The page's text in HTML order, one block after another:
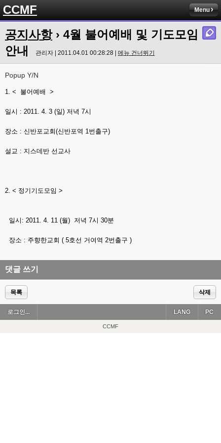
CCMF Menu
공지사항› 4월 불어예배 및 기도모임
안내
관리자 | 2011.04.01 00:28:28 | 메뉴 건너뛰기
Popup Y/N
1. < 불어예배 >
일시 : 2011. 4. 3 (일) 저녁 7시
장소 : 신반포교회(신반포역 1번출구)
설교 : 지스데반 선교사
2. < 정기기도모임 >
일시: 2011. 4. 11 (월) 저녁 7시 30분
장소 : 주향한교회 ( 5호선 거여역 2번출구 )
댓글 쓰기
목록 삭제
로그인... PC
LANG
CCMF